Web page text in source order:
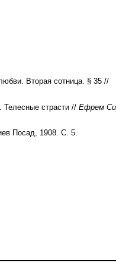
Вторая сотница. § 35 //
Телесные страсти // Ефрем
Посад, 1908. С. 5.